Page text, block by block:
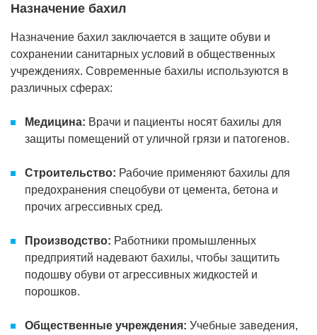
Назначение бахил
Назначение бахил заключается в защите обуви и
сохранении санитарных условий в общественных
учреждениях. Современные бахилы используются в
различных сферах:
Медицина: Врачи и пациенты носят бахилы для
защиты помещений от уличной грязи и патогенов.
Строительство: Рабочие применяют бахилы для
предохранения спецобуви от цемента, бетона и
прочих агрессивных сред.
Производство: Работники промышленных
предприятий надевают бахилы, чтобы защитить
подошву обуви от агрессивных жидкостей и
порошков.
Общественные учреждения: Учебные заведения,